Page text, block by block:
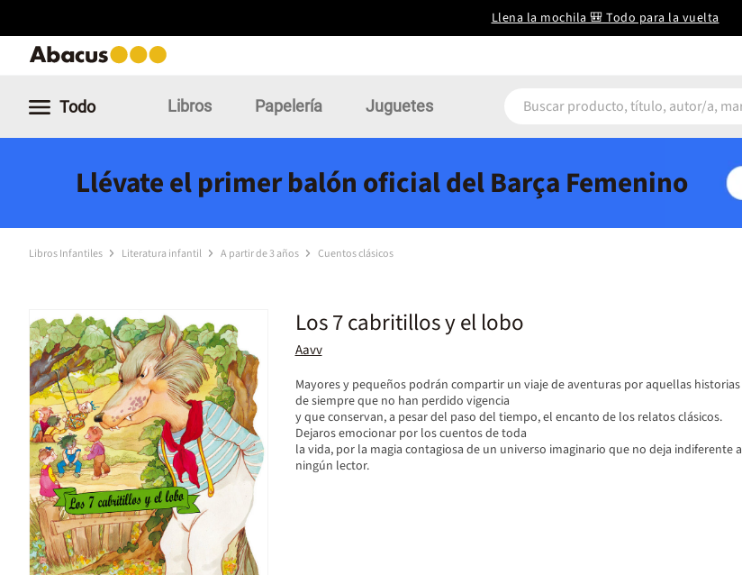
Llena la mochila 🎒 Todo para la vuelta
Todo Libros Papelería Juguetes
Llévate el primer balón oficial del Barça Femenino
Libros Infantiles Literatura infantil A partir de 3 años Cuentos clásicos
Los 7 cabritillos y el lobo
Aavv
Mayores y pequeños podrán compartir un viaje de aventuras por aquellas historias
de siempre que no han perdido vigencia
y que conservan, a pesar del paso del tiempo, el encanto de los relatos clásicos.
Dejaros emocionar por los cuentos de toda
la vida, por la magia contagiosa de un universo imaginario que no deja indiferente a
ningún lector.